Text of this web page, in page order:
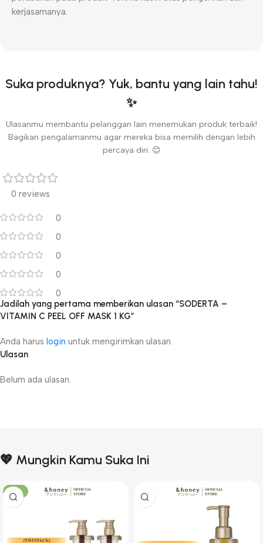
kerjasamanya.
Suka produknya? Yuk, bantu yang lain tahu!
✨
Ulasanmu membantu pelanggan lain menemukan produk terbaik!
Bagikan pengalamanmu agar mereka bisa memilih dengan lebih
percaya diri. 😊
0 reviews
0
0
0
0
0
Ulasan
Belum ada ulasan.
Jadilah yang pertama memberikan ulasan “SODERTA –
VITAMIN C PEEL OFF MASK 1 KG”
Anda harus login untuk mengirimkan ulasan.
💖 Mungkin Kamu Suka Ini
-17%